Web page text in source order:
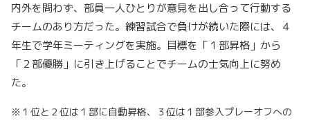
内外を問わず、部員一人ひとりが意見を出し合って行動する
チームのあり方だった。練習試合で負けが続いた際には、４
年生で学年ミーティングを実施。目標を「１部昇格」から
「２部優勝」に引き上げることでチームの士気向上に努め
た。
※１位と２位は１部に自動昇格、３位は１部参入プレーオフへの